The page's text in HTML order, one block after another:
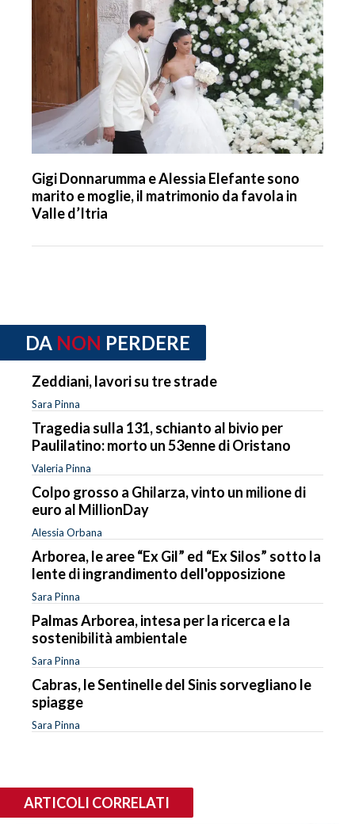
Gigi Donnarumma e Alessia Elefante sono
marito e moglie, il matrimonio da favola in
Valle d’Itria
DA NON PERDERE
Zeddiani, lavori su tre strade
Sara Pinna
Tragedia sulla 131, schianto al bivio per
Paulilatino: morto un 53enne di Oristano
Valeria Pinna
Colpo grosso a Ghilarza, vinto un milione di
euro al MillionDay
Alessia Orbana
Arborea, le aree “Ex Gil” ed “Ex Silos” sotto la
lente di ingrandimento dell'opposizione
Sara Pinna
Palmas Arborea, intesa per la ricerca e la
sostenibilità ambientale
Sara Pinna
Cabras, le Sentinelle del Sinis sorvegliano le
spiagge
Sara Pinna
ARTICOLI CORRELATI